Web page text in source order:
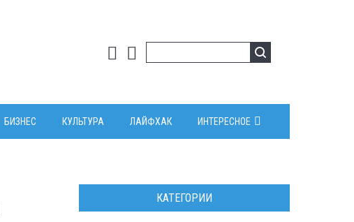
БИЗНЕС КУЛЬТУРА ЛАЙФХАК ИНТЕРЕСНОЕ
КАТЕГОРИИ